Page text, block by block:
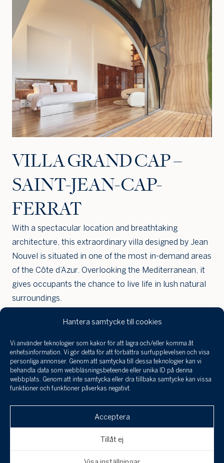
Hantera samtycke till cookies
Vi använder teknologier som kakor för att lagra och/eller komma åt
enhetsinformation. Vi gör detta för att förbättra surfupplevelsen och visa
personliga annonser. Genom att samtycka till dessa teknologier kan vi
behandla data som webbläsningsbeteende eller unika ID på denna
webbplats. Genom att inte samtycka eller dra tillbaka samtycke kan vissa
funktioner och funktioner påverkas negativt.
Acceptera
Tillåt ej
VILLA GRAND CAP –
SAINT-JEAN-CAP-
FERRAT
With a spectacular location and breathtaking
architecture, this extraordinary villa designed by Jean
Nouvel is situated in one of the most in-demand areas
of the Côte d’Azur. Overlooking the Mediterranean, it
gives occupants the chance to live life in lush natural
surroundings.
Beskrivning
Fakta
Dokument & länkar
Jag är intresserad Jag vill gå på visning
Jag
skulle
Jag har tagit
intresseanmälan, boka en visning eller om